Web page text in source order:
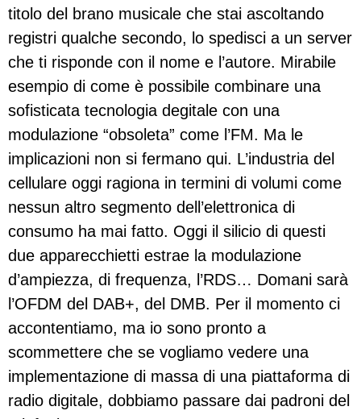
titolo del brano musicale che stai ascoltando
registri qualche secondo, lo spedisci a un server
che ti risponde con il nome e l’autore. Mirabile
esempio di come è possibile combinare una
sofisticata tecnologia degitale con una
modulazione “obsoleta” come l’FM. Ma le
implicazioni non si fermano qui. L’industria del
cellulare oggi ragiona in termini di volumi come
nessun altro segmento dell’elettronica di
consumo ha mai fatto. Oggi il silicio di questi
due apparecchietti estrae la modulazione
d’ampiezza, di frequenza, l’RDS… Domani sarà
l’OFDM del DAB+, del DMB. Per il momento ci
accontentiamo, ma io sono pronto a
scommettere che se vogliamo vedere una
implementazione di massa di una piattaforma di
radio digitale, dobbiamo passare dai padroni del